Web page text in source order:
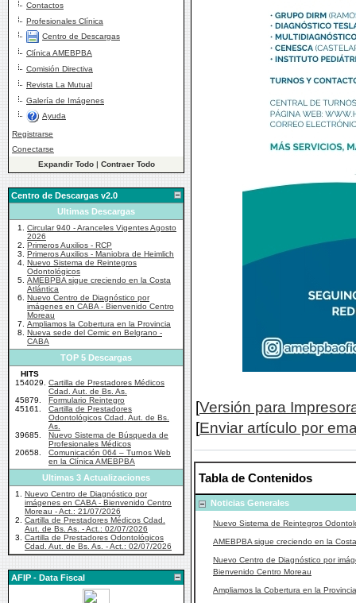
Contactos
Profesionales Clínica
Centro de Descargas
Clínica AMEBPBA
Comisión Directiva
Revista La Mutual
Galería de Imágenes
Ayuda
Registrarse
Conectarse
Expandir Todo| Contraer Todo
Centro de Descargas v2.0
Ultimas Descargas
1.
Circular 940 - Aranceles Vigentes Agosto
2026
2.
Primeros Auxilios - RCP
3.
Primeros Auxilios - Maniobra de Heimlich
4. Nuevo Sistema de Reintegros
Odontológicos
5. AMEBPBA sigue creciendo en la Costa
Atlántica
6.
Nuevo Centro de Diagnóstico por
imágenes en CABA - Bienvenido Centro
Moreau
7.
Ampliamos la Cobertura en la Provincia
8.
Nueva sede del Cemic en Belgrano -
CABA
TOP 5 Descargas
HITS
154029.
Cartilla de Prestadores Médicos
Cdad. Aut. de Bs. As.
45879.
Formulario Reintegro
45161.
Cartilla de Prestadores
Odontológicos Cdad. Aut. de Bs.
As.
39685.
Nuevo Sistema de Búsqueda de
Profesionales Médicos
20658.
Comunicación 064 – Turnos Web
en la Clínica AMEBPBA
Ultimas 3 Actualizaciones
1.
Nuevo Centro de Diagnóstico por
imágenes en CABA - Bienvenido Centro
Moreau - Act.: 21/07/2026
2.
Cartilla de Prestadores Médicos Cdad.
Aut. de Bs. As. - Act.: 02/07/2026
3.
Cartilla de Prestadores Odontológicos
Cdad. Aut. de Bs. As. - Act.: 02/07/2026
AFIP - Data Fiscal
[Versión para
[Enviar artículo por
Tabla de Contenidos
Noticias Generales
Nuevo Sistema de Reintegros
AMEBPBA sigue creciendo en la
Nuevo Centro de Diagnóstico por
Bienvenido Centro Moreau
Ampliamos la Cobertura en la Provincia